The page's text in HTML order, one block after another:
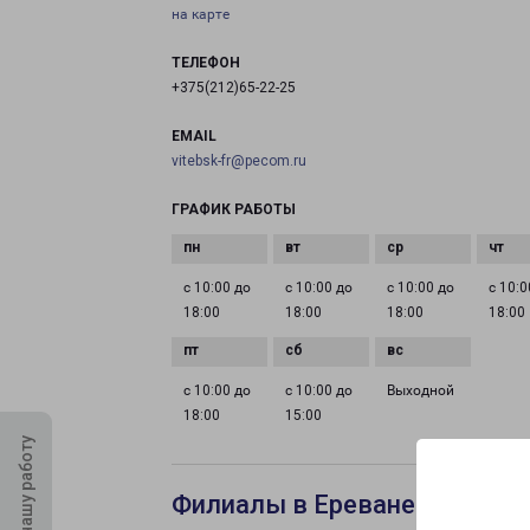
на карте
ТЕЛЕФОН
+375(212)65-22-25
EMAIL
vitebsk-fr@pecom.ru
ГРАФИК РАБОТЫ
с 10:00 до
18:00
с 10:00 до
18:00
с 10:00 до
18:00
с
18:00
с 10:00 до
18:00
с 10:00 до
15:00
Выходной
Филиалы в Ереване